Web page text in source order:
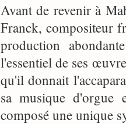
Avant de revenir à
Franck, compositeur
production
l'essentiel de ses
qu'il donnait
sa musique d'orgue
composé une unique